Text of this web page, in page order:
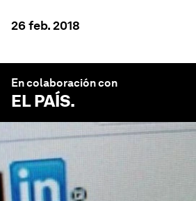
26 feb. 2018
En colaboración con
EL PAÍS.